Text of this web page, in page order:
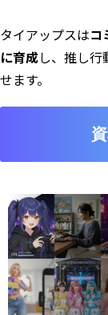
タイアップスはコ
に育成し、推し
せます。